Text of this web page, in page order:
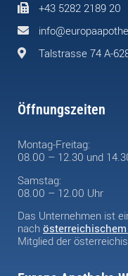
+43 5282 2189 20
Talstrasse 74 A-
Öffnungszeiten
Montag-Freitag:
08.00 – 12.30 und
Samstag:
08.00 – 12.00 Uhr
Das Unternehmen ist
nach
Mitglied der